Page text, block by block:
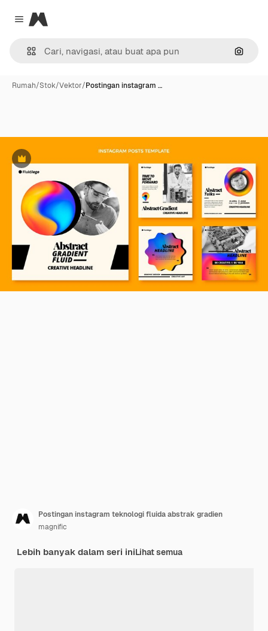
Close menu
Magnific
Rumah/Stok/Vektor/Postingan instagram …
Premium
Postingan instagram teknologi fluida abstrak gradien
magnific
Lebih banyak dalam seri iniLihat semua